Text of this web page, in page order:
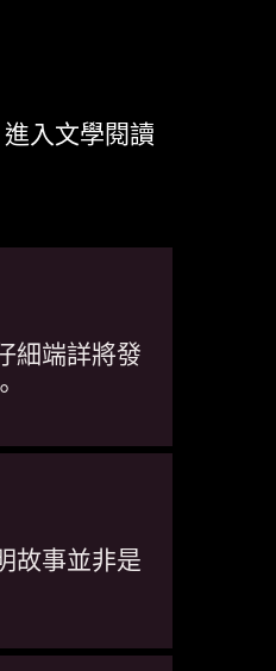
入文學閱讀
細端詳將發
故事並非是